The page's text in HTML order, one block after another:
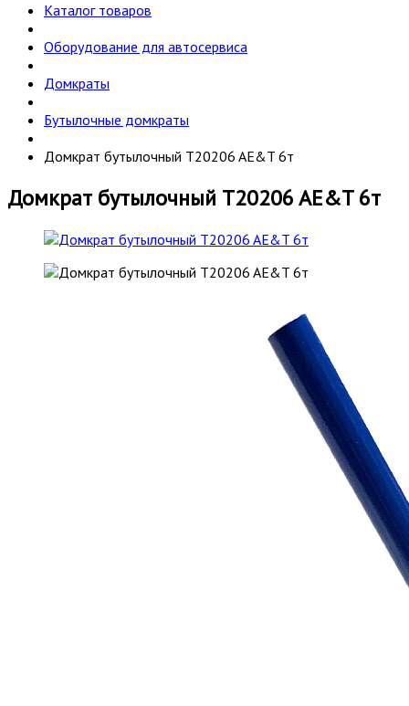
Каталог товаров
Оборудование для автосервиса
Домкраты
Бутылочные домкраты
Домкрат бутылочный T20206 AE&T 6т
Домкрат бутылочный T20206 AE&T 6т